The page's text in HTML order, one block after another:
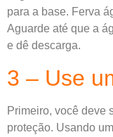
para a base. Ferva
Aguarde até que a
e dê descarga.
3 – Use
Primeiro, você deve
proteção. Usando